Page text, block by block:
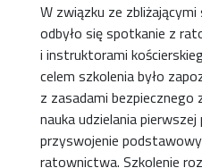
W związku ze
odbyło się spotkanie z
i instruktorami
celem szkolenia było
z zasadami bezpiecznego
nauka udzielania
przyswojenie
ratownictwa. Szkolenie